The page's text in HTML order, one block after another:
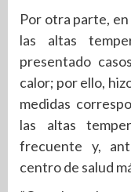
Por otra parte,
las altas
presentado
calor; por ello,
medidas
las altas
frecuente y,
centro de salud